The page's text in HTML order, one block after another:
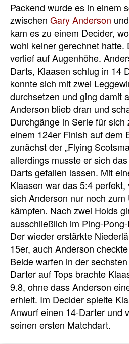
Packend wurde es in einem
zwischen Gary Anderson und
kam es zu einem Decider,
wohl keiner gerechnet hatte.
verlief auf Augenhöhe.
Darts, Klaasen schlug in 14
konnte sich mit zwei
durchsetzen und ging damit
Anderson blieb dran und
Durchgänge in Serie für
einem 124er Finish auf dem
zunächst der „Flying
allerdings musste er sich
Darts gefallen lassen. Mit
Klaasen war das 5:4
sich Anderson nur noch zum
kämpfen. Nach zwei Holds
ausschließlich im Ping-
Der wieder erstärkte
15er, auch Anderson
Beide warfen in der
Darter auf Tops brachte
9.8, ohne dass Anderson
erhielt. Im Decider spielte
Anwurf einen 14-Darter und
seinen ersten Matchdart.